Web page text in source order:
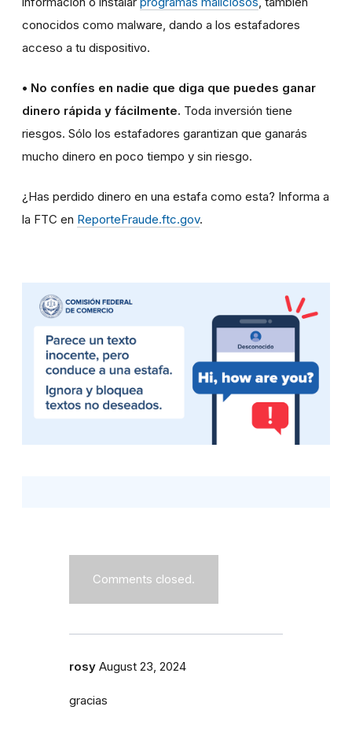
conocidos como malware, dando a los estafadores
acceso a tu dispositivo.
• No confíes en nadie que diga que puedes ganar
dinero rápida y fácilmente. Toda inversión tiene
riesgos. Sólo los estafadores garantizan que ganarás
mucho dinero en poco tiempo y sin riesgo.
¿Has perdido dinero en una estafa como esta? Informa a
la FTC en ReporteFraude.ftc.gov.
Comments closed.
rosy August 23, 2024
gracias